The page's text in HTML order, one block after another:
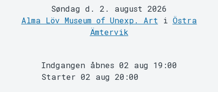
Søndag d. 2. august 2026
Alma Löv Museum of Unexp. Art i Östra
Ämtervik
Indgangen åbnes 02 aug 19:00
Starter 02 aug 20:00